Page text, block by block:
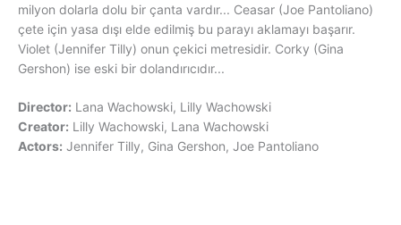
milyon dolarla dolu bir çanta vardır... Ceasar (Joe Pantoliano)
çete için yasa dışı elde edilmiş bu parayı aklamayı başarır.
Violet (Jennifer Tilly) onun çekici metresidir. Corky (Gina
Gershon) ise eski bir dolandırıcıdır...
Director: Lana Wachowski, Lilly Wachowski
Creator: Lilly Wachowski, Lana Wachowski
Actors: Jennifer Tilly, Gina Gershon, Joe Pantoliano